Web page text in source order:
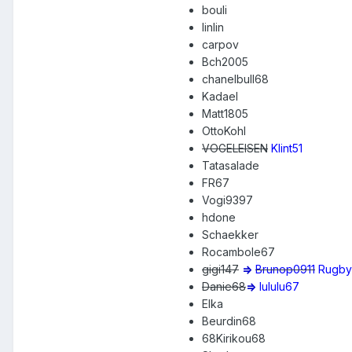
bouli
linlin
carpov
Bch2005
chanelbull68
Kadael
Matt1805
OttoKohl
VOGELEISEN Klint51
Tatasalade
FR67
Vogi9397
hdone
Schaekker
Rocambole67
gigi147 => Brunop0911
Danie68=> lululu67
Elka
Beurdin68
68Kirikou68